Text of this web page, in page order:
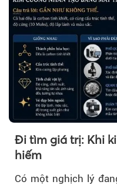
Đi tìm giá trị: Khi
hiếm
Có một nghịch lý